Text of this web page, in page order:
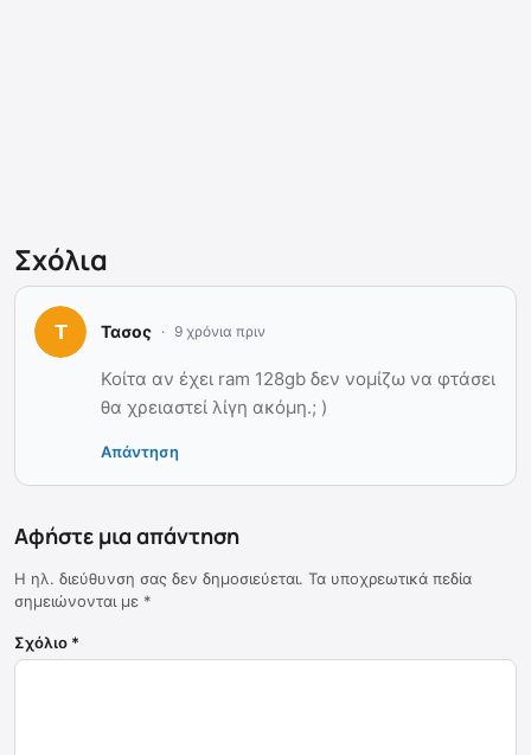
Σχόλια
Τασος 9 χρόνια πριν
Κοίτα αν έχει ram 128gb δεν νομίζω να φτάσει
θα χρειαστεί λίγη ακόμη.; )
Απάντηση
Αφήστε μια απάντηση
Η ηλ. διεύθυνση σας δεν δημοσιεύεται. Τα υποχρεωτικά πεδία
σημειώνονται με *
Σχόλιο *